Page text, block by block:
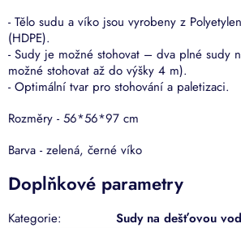
- Tělo sudu a víko jsou vyrobeny z
(HDPE).
- Sudy je možné stohovat – dva plné sudy
možné stohovat až do výšky 4 m).
- Optimální tvar pro stohování a paletizaci.
Rozměry - 56*56*97 cm
Barva - zelená, černé víko
Doplňkové parametry
Kategorie:
Sudy na dešťovou